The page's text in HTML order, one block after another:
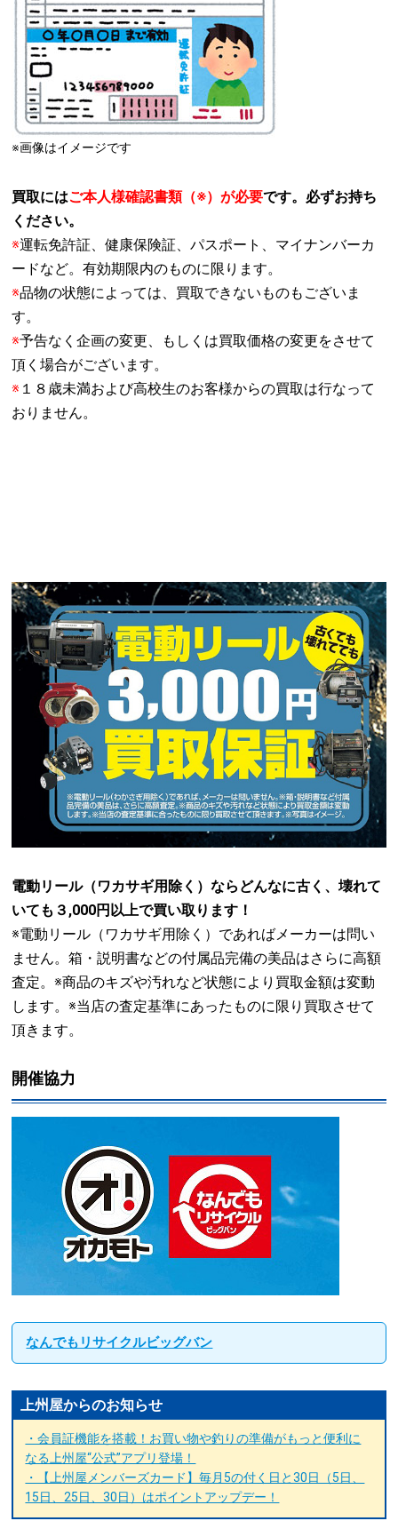
※画像はイメージです
買取にはご本人様確認書類（※）が必要です。必ずお持ち
ください。
※運転免許証、健康保険証、パスポート、マイナンバーカ
ードなど。有効期限内のものに限ります。
※品物の状態によっては、買取できないものもございま
す。
※予告なく企画の変更、もしくは買取価格の変更をさせて
頂く場合がございます。
※ １８歳未満および高校生のお客様からの買取は行なって
おりません。
電動リール（ワカサギ用除く）ならどんなに古く、壊れて
いても３,000円以上で買い取ります！
※電動リール（ワカサギ用除く）であればメーカーは問い
ません。箱・説明書などの付属品完備の美品はさらに高額
査定。※商品のキズや汚れなど状態により買取金額は変動
します。※当店の査定基準にあったものに限り買取させて
頂きます。
開催協力
なんでもリサイクルビッグバン
上州屋からのお知らせ
・会員証機能を搭載！お買い物や釣りの準備がもっと便利に
なる上州屋“公式”アプリ登場！
・【上州屋メンバーズカード】毎月5の付く日と30日（5日、
15日、25日、30日）はポイントアップデー！